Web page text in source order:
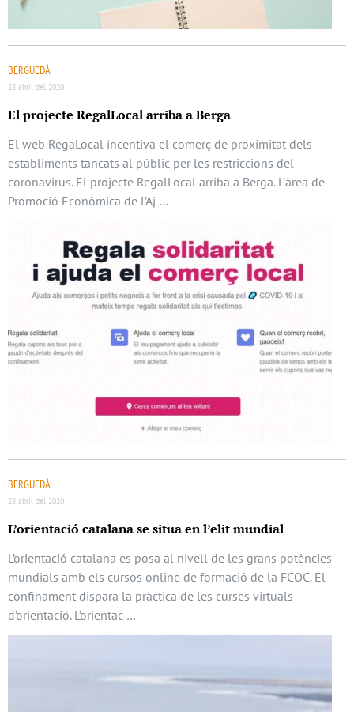
BERGUEDÀ
28 abril del 2020
El projecte RegalLocal arriba a Berga
El web RegaLocal incentiva el comerç de proximitat dels
establiments tancats al públic per les restriccions del
coronavirus. El projecte RegalLocal arriba a Berga. L’àrea de
Promoció Econòmica de l’Aj …
BERGUEDÀ
28 abril del 2020
L’orientació catalana se situa en l’elit mundial
L’orientació catalana es posa al nivell de les grans potències
mundials amb els cursos online de formació de la FCOC. El
confinament dispara la pràctica de les curses virtuals
d’orientació. L’orientac …